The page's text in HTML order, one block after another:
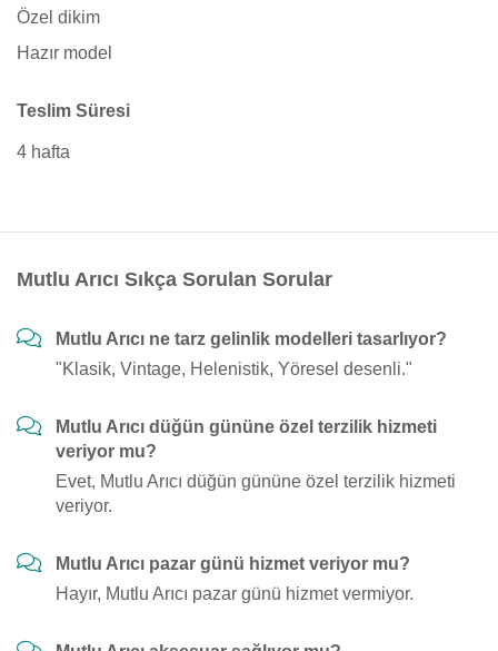
Özel dikim
Hazır model
Teslim Süresi
4 hafta
Mutlu Arıcı Sıkça Sorulan Sorular
Mutlu Arıcı ne tarz gelinlik modelleri tasarlıyor?
"Klasik, Vintage, Helenistik, Yöresel desenli."
Mutlu Arıcı düğün gününe özel terzilik hizmeti
veriyor mu?
Evet, Mutlu Arıcı düğün gününe özel terzilik hizmeti
veriyor.
Mutlu Arıcı pazar günü hizmet veriyor mu?
Hayır, Mutlu Arıcı pazar günü hizmet vermiyor.